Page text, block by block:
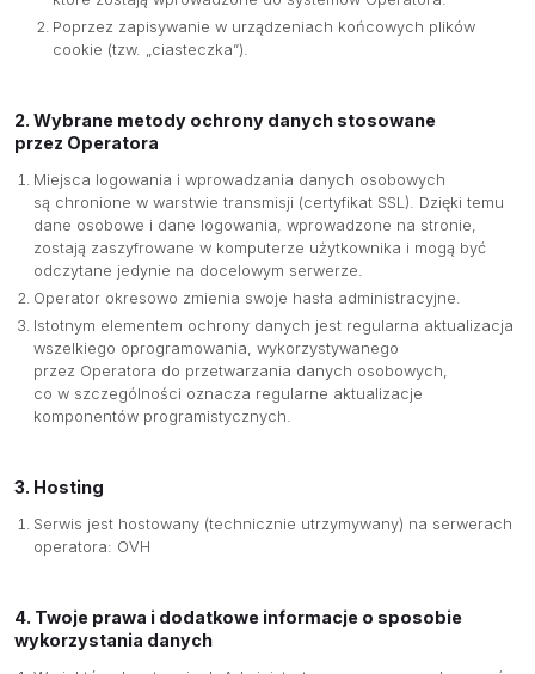
Poprzez zapisywanie w urządzeniach końcowych plików
cookie (tzw. „ciasteczka”).
2. Wybrane metody ochrony danych stosowane
przez Operatora
Miejsca logowania i wprowadzania danych osobowych
są chronione w warstwie transmisji (certyfikat SSL). Dzięki temu
dane osobowe i dane logowania, wprowadzone na stronie,
zostają zaszyfrowane w komputerze użytkownika i mogą być
odczytane jedynie na docelowym serwerze.
Operator okresowo zmienia swoje hasła administracyjne.
Istotnym elementem ochrony danych jest regularna aktualizacja
wszelkiego oprogramowania, wykorzystywanego
przez Operatora do przetwarzania danych osobowych,
co w szczególności oznacza regularne aktualizacje
komponentów programistycznych.
3. Hosting
Serwis jest hostowany (technicznie utrzymywany) na serwerach
operatora: OVH
4. Twoje prawa i dodatkowe informacje o sposobie
wykorzystania danych